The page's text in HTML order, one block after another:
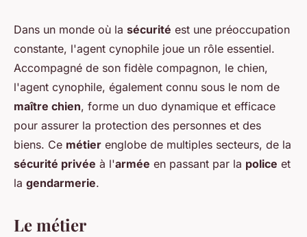
Quelles sont les missions d'un
agent cynophile ?
toussaint•22 décembre 2023•2 min de lecture
Dans un monde où la sécurité est une préoccupation
constante, l'agent cynophile joue un rôle essentiel.
Accompagné de son fidèle compagnon, le chien,
l'agent cynophile, également connu sous le nom de
maître chien, forme un duo dynamique et efficace
pour assurer la protection des personnes et des
biens. Ce métier englobe de multiples secteurs, de la
sécurité privée à l'armée en passant par la police et
la gendarmerie.
Le métier